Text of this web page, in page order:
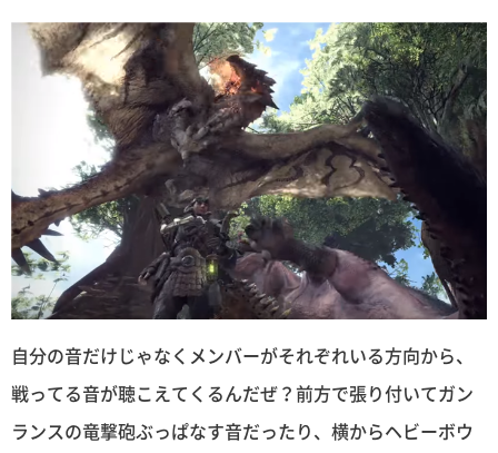
自分の音だけじゃなくメンバーがそれぞれいる方向から、
戦ってる音が聴こえてくるんだぜ？前方で張り付いてガン
ランスの竜撃砲ぶっぱなす音だったり、横からヘビーボウ